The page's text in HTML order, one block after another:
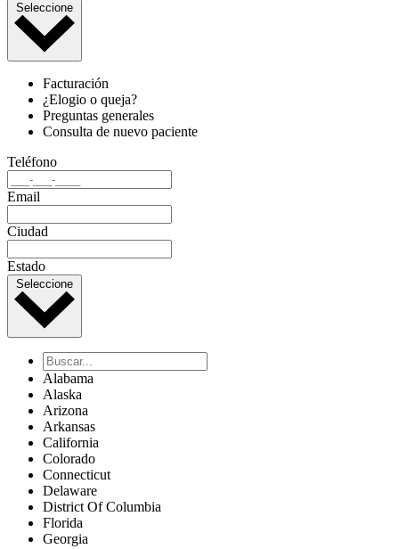
Seleccione
Facturación
¿Elogio o queja?
Preguntas generales
Consulta de nuevo paciente
Teléfono
Email
Ciudad
Estado
Seleccione
Alabama
Alaska
Arizona
Arkansas
California
Colorado
Connecticut
Delaware
District Of Columbia
Florida
Georgia